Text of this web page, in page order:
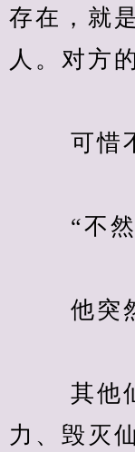
存在，就
人。对方
可惜不
“不然
他突然
其他仙
力、毁灭